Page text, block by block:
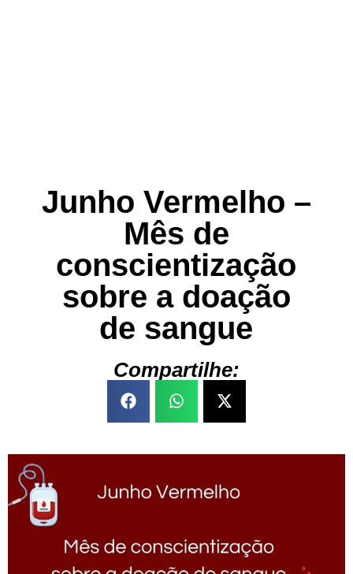
Junho Vermelho –
Mês de
conscientização
sobre a doação
de sangue
Compartilhe: